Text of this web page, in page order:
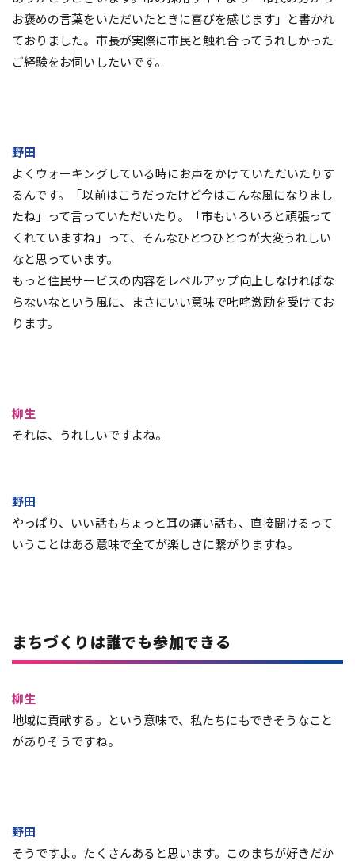
お褒めの言葉をいただいたときに喜びを感じます」と書かれ
ておりました。市長が実際に市民と触れ合ってうれしかった
ご経験をお伺いしたいです。
野田
よくウォーキングしている時にお声をかけていただいたりす
るんです。「以前はこうだったけど今はこんな風になりまし
たね」って言っていただいたり。「市もいろいろと頑張って
くれていますね」って、そんなひとつひとつが大変うれしい
なと思っています。
もっと住民サービスの内容をレベルアップ向上しなければな
らないなという風に、まさにいい意味で𠮟咤激励を受けてお
ります。
柳生
それは、うれしいですよね。
野田
やっぱり、いい話もちょっと耳の痛い話も、直接聞けるって
いうことはある意味で全てが楽しさに繋がりますね。
まちづくりは誰でも参加できる
柳生
地域に貢献する。という意味で、私たちにもできそうなこと
がありそうですね。
野田
そうですよ。たくさんあると思います。このまちが好きだか